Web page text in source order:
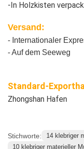
-In Holzkisten
Versand:
- Internationaler
- Auf dem Seeweg
Standard-
Zhongshan Hafen
Stichworte:
14 klebriger
10 klebriger materieller